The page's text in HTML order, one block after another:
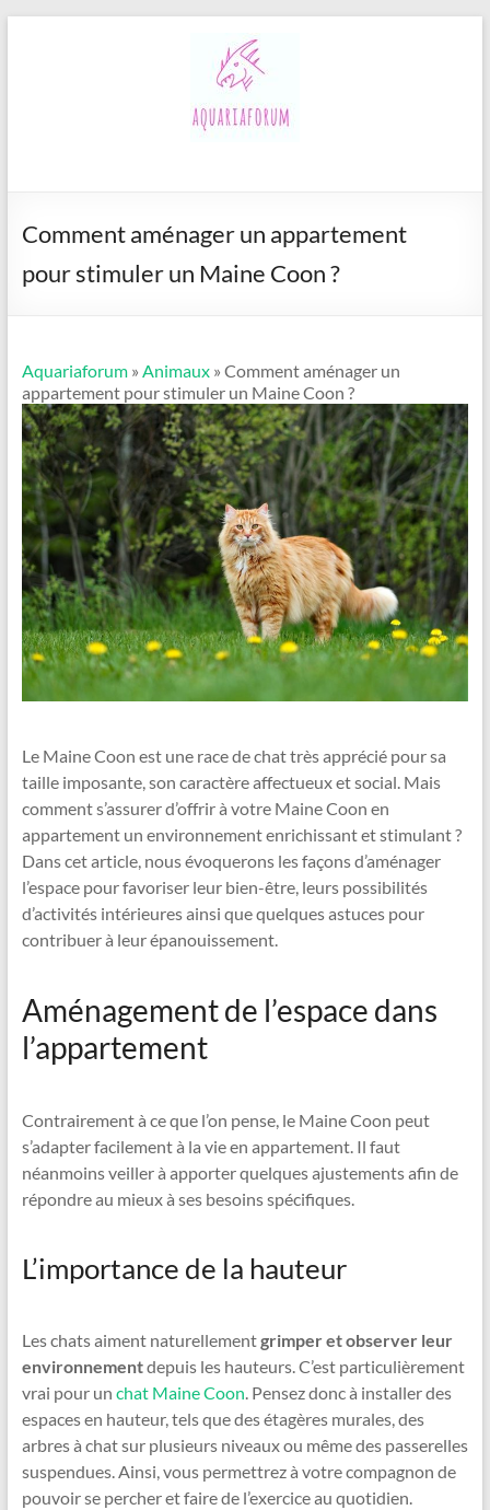
Comment aménager un appartement
pour stimuler un Maine Coon ?
Aquariaforum» Animaux» Comment aménager un
appartement pour stimuler un Maine Coon ?
Le Maine Coon est une race de chat très apprécié pour sa
taille imposante, son caractère affectueux et social. Mais
comment s’assurer d’offrir à votre Maine Coon en
appartement un environnement enrichissant et stimulant ?
Dans cet article, nous évoquerons les façons d’aménager
l’espace pour favoriser leur bien-être, leurs possibilités
d’activités intérieures ainsi que quelques astuces pour
contribuer à leur épanouissement.
Aménagement de l’espace dans
l’appartement
Contrairement à ce que l’on pense, le Maine Coon peut
s’adapter facilement à la vie en appartement. Il faut
néanmoins veiller à apporter quelques ajustements afin de
répondre au mieux à ses besoins spécifiques.
L’importance de la hauteur
Les chats aiment naturellementgrimper et observer leur
environnementdepuis les hauteurs. C’est particulièrement
vrai pour un chat Maine Coon. Pensez donc à installer des
espaces en hauteur, tels que des étagères murales, des
arbres à chat sur plusieurs niveaux ou même des passerelles
suspendues. Ainsi, vous permettrez à votre compagnon de
pouvoir se percher et faire de l’exercice au quotidien.